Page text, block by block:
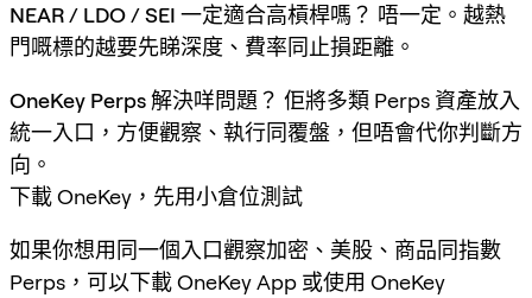
NEAR / LDO / SEI 一定適合高槓桿嗎？ 唔一定。越熱
門嘅標的越要先睇深度、費率同止損距離。
OneKey Perps 解決咩問題？ 佢將多類 Perps 資產放入
統一入口，方便觀察、執行同覆盤，但唔會代你判斷方
向。
下載 OneKey，先用小倉位測試
如果你想用同一個入口觀察加密、美股、商品同指數
Perps，可以下載 OneKey App 或使用 OneKey